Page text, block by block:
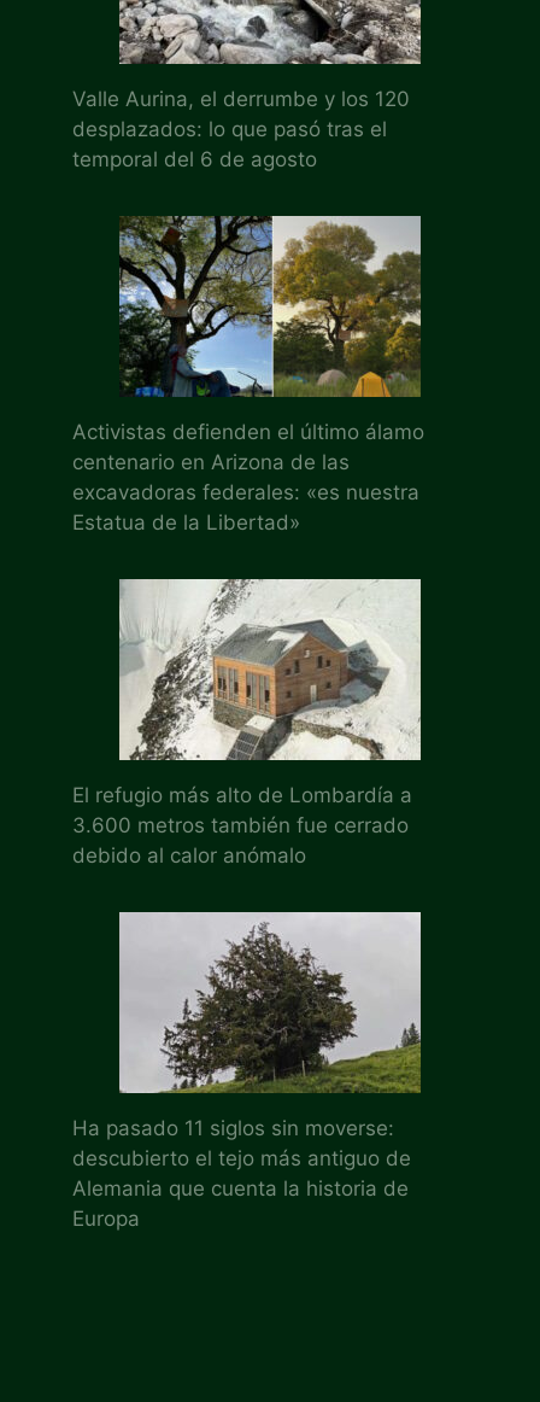
Valle Aurina, el derrumbe y los 120
desplazados: lo que pasó tras el
temporal del 6 de agosto
Activistas defienden el último álamo
centenario en Arizona de las
excavadoras federales: «es nuestra
Estatua de la Libertad»
El refugio más alto de Lombardía a
3.600 metros también fue cerrado
debido al calor anómalo
Ha pasado 11 siglos sin moverse:
descubierto el tejo más antiguo de
Alemania que cuenta la historia de
Europa